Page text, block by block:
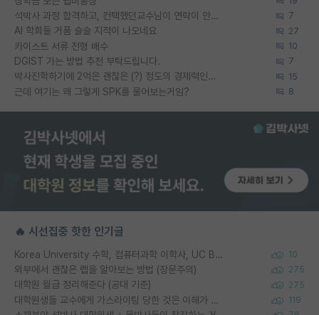
석박사 과정 합격하고, 컨택했던교수님이 연락이 안됩니다... 7
AI 학회들 거품 슬슬 지적이 나오네요 27
카이스트 서류 전형 배수 10
DGIST 가는 방법 추천 부탁드립니다. 7
박사진학하기에 2억은 괜찮은 (?) 정도의 경제력인가요 15
근데 여기는 왜 그렇게 SPK를 물어보는거임? 8
🔥 시선집중 핫한 인기글
Korea University 수학, 컴퓨터과학 이학사, UC Berkeley 산업공학 대학원 공학박사가 되는 것은 쉽지 않겠죠? 10
외부에서 괜찮은 랩을 알아보는 방법 (장문주의) 275
대학원 월급 정리해준다 (공대 기준) 275
대학원생들 교수에게 가스라이팅 당한 것은 이해가 갑니다. 안타깝네요. 119